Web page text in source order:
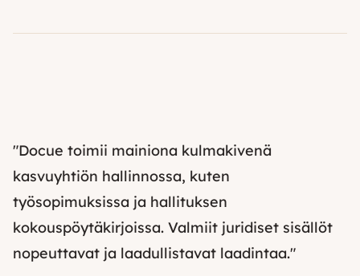
"Docue toimii mainiona kulmakivenä
kasvuyhtiön hallinnossa, kuten
työsopimuksissa ja hallituksen
kokouspöytäkirjoissa. Valmiit juridiset sisällöt
nopeuttavat ja laadullistavat laadintaa."